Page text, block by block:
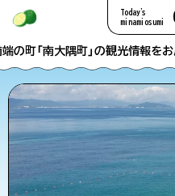
「南大隅町」の観光情報をお届
Today's
minamiosumi
お知らせ